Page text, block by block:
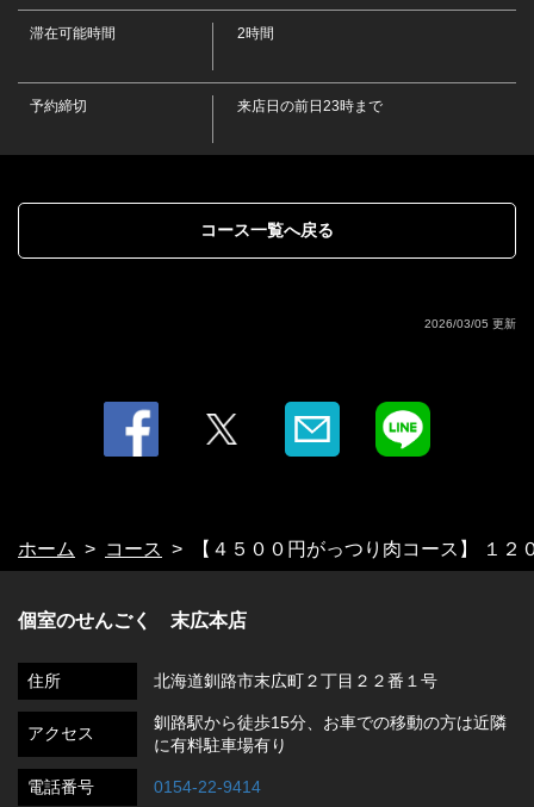
・日本酒［冷酒・熱燗］
・釧路 福司 上等辛口/釧路 福司 純米酒/釧路 福司 純米佳選/根室 北の
・果実酒［ロック・水割り・ソーダ割り］
・梅酒/釧路 鍛高譚 梅酒/にごりゆず酒/マンゴー酒/もも酒/みかん酒
・カクテル
・ファジーネーブル/カシスオレンジ/カシスウーロン/ピーチウーロン
ュース/パインジュース/ぶどうジュース/コーヒー［アイス・ホット］/ホ
ットココア/ホットカフェオレ/ホットミルクティー/烏龍茶/緑茶
滞在可能時間 2時間
予約締切 来店日の前日23時まで
コース一覧へ戻る
2026/03/05 更新
ホーム コース 【４５００円がっつり肉コース】 １
個室のせんごく 末広本店
住所 北海道釧路市末広町２丁目２２番１号
アクセス
釧路駅から徒歩15分、お車での移動の方は近隣
に有料駐車場有り
電話番号 0154-22-9414